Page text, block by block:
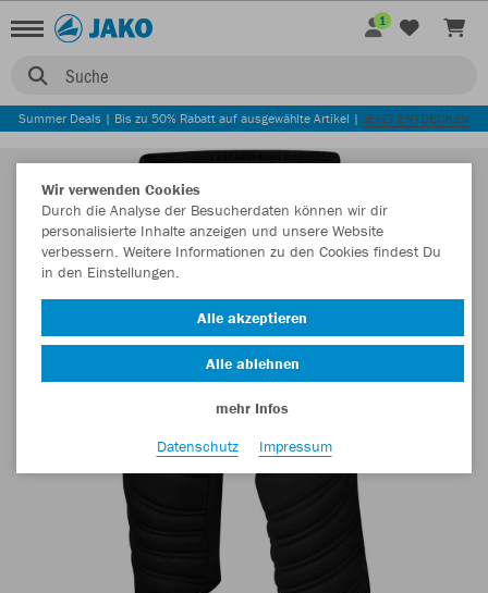
Suche
1
Summer Deals | Bis zu 50% Rabatt auf ausgewählte Artikel | JETZT ENTDECKEN
Wir verwenden Cookies
Durch die Analyse der Besucherdaten können wir dir
personalisierte Inhalte anzeigen und unsere Website
verbessern. Weitere Informationen zu den Cookies findest Du
in den Einstellungen.
Alle akzeptieren
Alle ablehnen
mehr Infos
Datenschutz
Impressum